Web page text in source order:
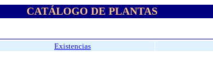
CATÁLOGO DE PLANTAS
Existencias